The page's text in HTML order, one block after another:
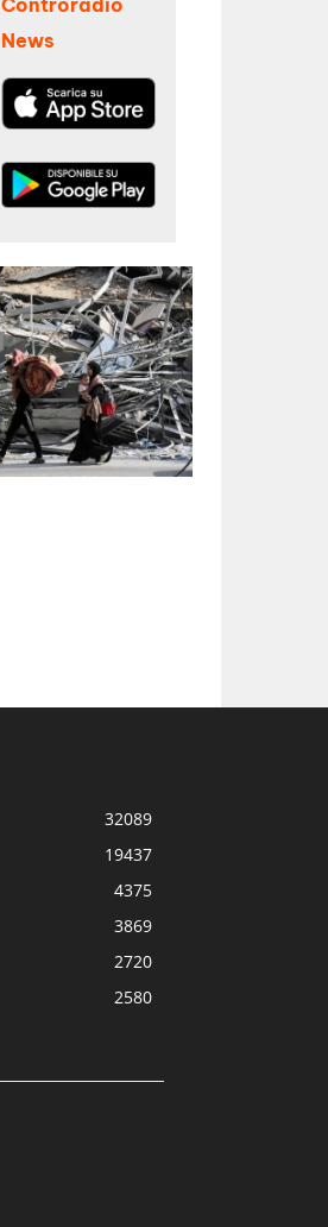
Controradio
News
32089
19437
4375
3869
2720
2580